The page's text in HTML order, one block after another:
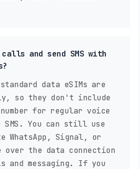
calls and send SMS with
data eSIMs are
so they don't include
number for regular voice
You can still use
WhatsApp, Signal, or
over the data connection
and messaging. If you